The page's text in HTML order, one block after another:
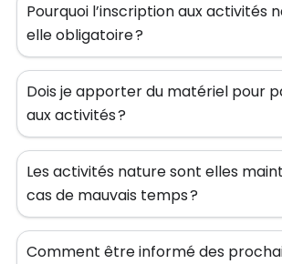
Pourquoi l’inscription aux activités
elle obligatoire ?
Dois je apporter du matériel pour
aux activités ?
Les activités nature sont elles
cas de mauvais temps ?
Comment être informé des